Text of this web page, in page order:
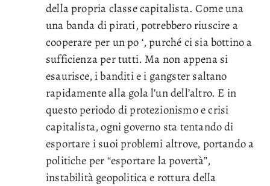
della propria classe capitalista. Come una
una banda di pirati, potrebbero riuscire a
cooperare per un po ‘, purché ci sia bottino a
sufficienza per tutti. Ma non appena si
esaurisce, i banditi e i gangster saltano
rapidamente alla gola l’un dell’altro. E in
questo periodo di protezionismo e crisi
capitalista, ogni governo sta tentando di
esportare i suoi problemi altrove, portando a
politiche per “esportare la povertà”,
instabilità geopolitica e rottura della